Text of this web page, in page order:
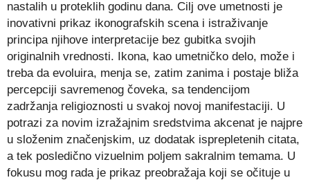
nastalih u proteklih godinu dana. Cilj ove umetnosti je
inovativni prikaz ikonografskih scena i istraživanje
principa njihove interpretacije bez gubitka svojih
originalnih vrednosti. Ikona, kao umetničko delo, može i
treba da evoluira, menja se, zatim zanima i postaje bliža
percepciji savremenog čoveka, sa tendencijom
zadržanja religioznosti u svakoj novoj manifestaciji. U
potrazi za novim izražajnim sredstvima akcenat je najpre
u složenim značenjskim, uz dodatak isprepletenih citata,
a tek posledično vizuelnim poljem sakralnim temama. U
fokusu mog rada je prikaz preobražaja koji se očituje u